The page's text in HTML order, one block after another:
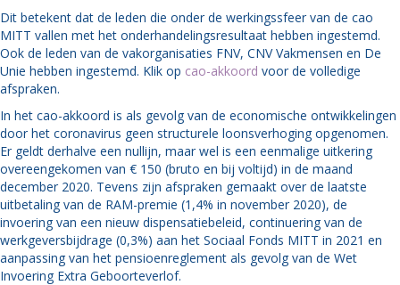
Dit betekent dat de leden die onder de werkingssfeer van de cao
MITT vallen met het onderhandelingsresultaat hebben ingestemd.
Ook de leden van de vakorganisaties FNV, CNV Vakmensen en De
Unie hebben ingestemd. Klik op cao-akkoord voor de volledige
afspraken.
In het cao-akkoord is als gevolg van de economische ontwikkelingen
door het coronavirus geen structurele loonsverhoging opgenomen.
Er geldt derhalve een nullijn, maar wel is een eenmalige uitkering
overeengekomen van € 150 (bruto en bij voltijd) in de maand
december 2020. Tevens zijn afspraken gemaakt over de laatste
uitbetaling van de RAM-premie (1,4% in november 2020), de
invoering van een nieuw dispensatiebeleid, continuering van de
werkgeversbijdrage (0,3%) aan het Sociaal Fonds MITT in 2021 en
aanpassing van het pensioenreglement als gevolg van de Wet
Invoering Extra Geboorteverlof.